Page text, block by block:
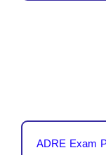
ADRE Exam